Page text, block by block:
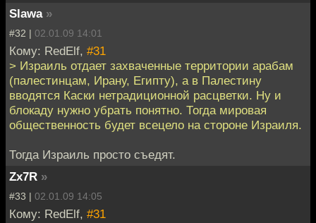
Slawa »
#32 | 02.01.09 14:01
Кому: RedElf, #31
> Израиль отдает захваченные территории арабам
(палестинцам, Ирану, Египту), а в Палестину
вводятся Каски нетрадиционной расцветки. Ну и
блокаду нужно убрать понятно. Тогда мировая
общественность будет всецело на стороне Израиля.
Тогда Израиль просто съедят.
Zx7R »
#33 | 02.01.09 14:05
Кому: RedElf, #31